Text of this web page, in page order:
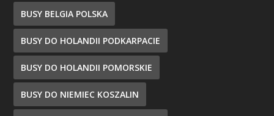
BUSY BELGIA POLSKA
BUSY DO HOLANDII PODKARPACIE
BUSY DO HOLANDII POMORSKIE
BUSY DO NIEMIEC KOSZALIN